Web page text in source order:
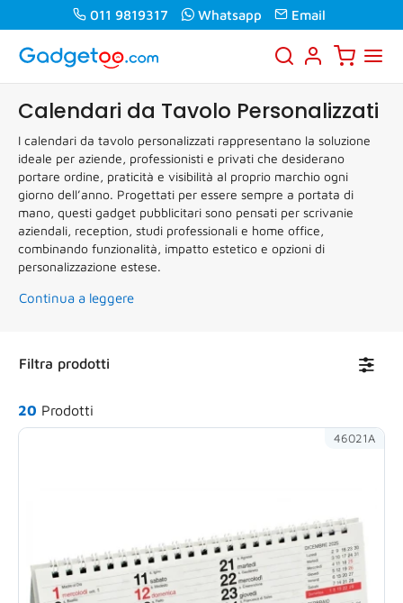
011 9819317 Whatsapp Email
Calendari da Tavolo Personalizzati
I calendari da tavolo personalizzati rappresentano la soluzione
ideale per aziende, professionisti e privati che desiderano
portare ordine, praticità e visibilità al proprio marchio ogni
giorno dell’anno. Progettati per essere sempre a portata di
mano, questi gadget pubblicitari sono pensati per scrivanie
aziendali, reception, studi professionali e home office,
combinando funzionalità, impatto estetico e opzioni di
personalizzazione estese.
Continua a leggere
Filtra prodotti
20 Prodotti
46021A